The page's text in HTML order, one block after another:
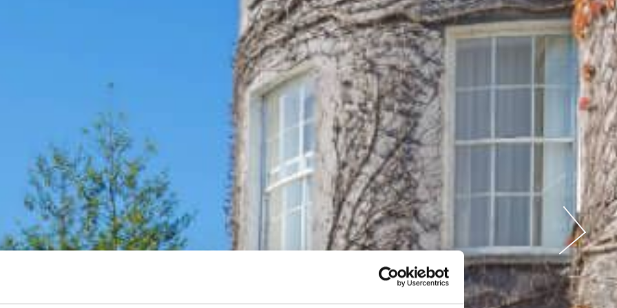
TAGUNGEN UND
VERANSTALTUNGEN
VERANSTALTUNGEN
AKTIVITÄTEN IN KILKENNY
ERFAHRUNGSBERICHTE